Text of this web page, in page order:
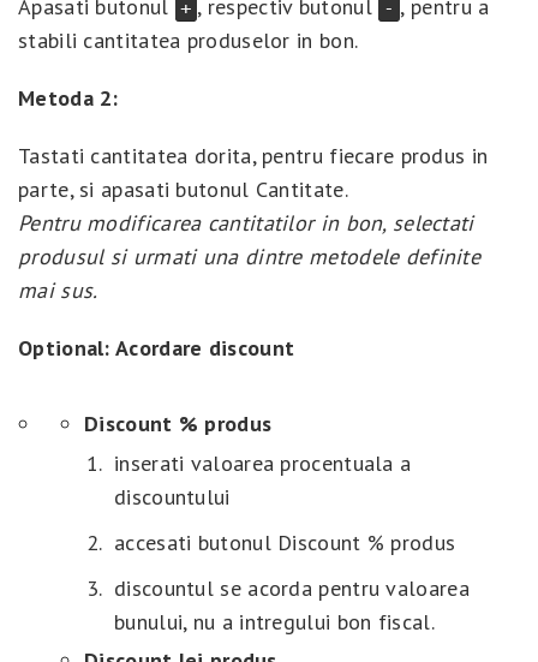
Apasati butonul + , respectiv butonul - , pentru a
stabili cantitatea produselor in bon.
Metoda 2:
Tastati cantitatea dorita, pentru fiecare produs in
parte, si apasati butonul Cantitate.
Pentru modificarea cantitatilor in bon, selectati
produsul si urmati una dintre metodele definite
mai sus.
Optional: Acordare discount
Discount % produs
inserati valoarea procentuala a
discountului
accesati butonul Discount % produs
discountul se acorda pentru valoarea
bunului, nu a intregului bon fiscal.